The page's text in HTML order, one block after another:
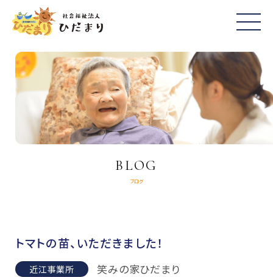
BLOG
ブログ
トマトの苗、いただきました！
近江事業所 笑みの家ひだまり